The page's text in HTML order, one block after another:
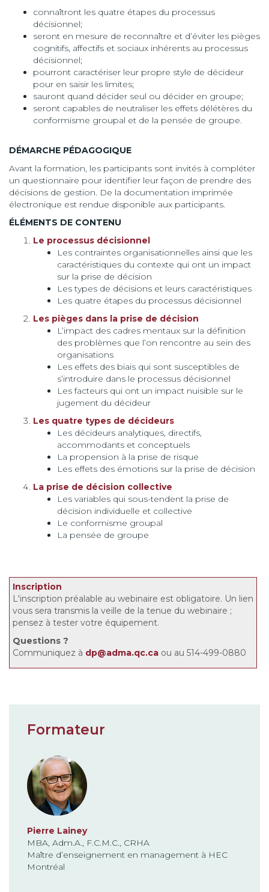
connaîtront les quatre étapes du processus
décisionnel;
seront en mesure de reconnaître et d’éviter les pièges
cognitifs, affectifs et sociaux inhérents au processus
décisionnel;
pourront caractériser leur propre style de décideur
pour en saisir les limites;
sauront quand décider seul ou décider en groupe;
seront capables de neutraliser les effets délétères du
conformisme groupal et de la pensée de groupe.
DÉMARCHE PÉDAGOGIQUE
Avant la formation, les participants sont invités à compléter
un questionnaire pour identifier leur façon de prendre des
décisions de gestion. De la documentation imprimée
électronique est rendue disponible aux participants.
ÉLÉMENTS DE CONTENU
Le processus décisionnel
Les contraintes organisationnelles ainsi que les
caractéristiques du contexte qui ont un impact
sur la prise de décision
Les types de décisions et leurs caractéristiques
Les quatre étapes du processus décisionnel
Les pièges dans la prise de décision
L’impact des cadres mentaux sur la définition
des problèmes que l’on rencontre au sein des
organisations
Les effets des biais qui sont susceptibles de
s’introduire dans le processus décisionnel
Les facteurs qui ont un impact nuisible sur le
jugement du décideur
Les quatre types de décideurs
Les décideurs analytiques, directifs,
accommodants et conceptuels
La propension à la prise de risque
Les effets des émotions sur la prise de décision
La prise de décision collective
Les variables qui sous-tendent la prise de
décision individuelle et collective
Le conformisme groupal
La pensée de groupe
Inscription
L'inscription préalable au webinaire est obligatoire. Un lien
vous sera transmis la veille de la tenue du webinaire ;
pensez à tester votre équipement.
Questions ?
Communiquez à dp@adma.qc.ca ou au 514-499-0880
Formateur
Pierre Lainey
MBA, Adm.A., F.C.M.C., CRHA
Maître d’enseignement en management à HEC
Montréal